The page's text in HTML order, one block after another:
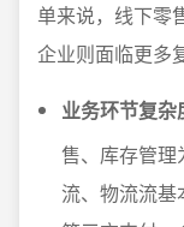
单来说，线下零
企业则面临更多
业务环节复杂
售、库存管理
流、物流流基